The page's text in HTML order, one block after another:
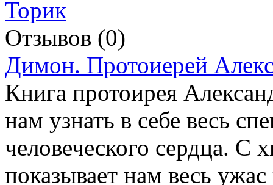
Отзывов (0)
Димон. Протоиерей
Книга протоирея
нам узнать в себе весь
человеческого сердца. С
показывает нам весь